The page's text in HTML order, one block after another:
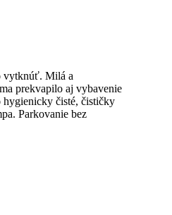
vytknúť. Milá a
prekvapilo aj vybavenie
hygienicky čisté, čističky
Parkovanie bez